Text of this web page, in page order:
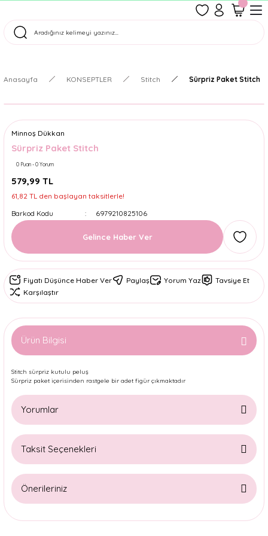
Tüm Siparişler Aynı Gün Kargoda!
Anasayfa KONSEPTLER Stitch Sürpriz Paket Stitch
Minnoş Dükkan
Sürpriz Paket Stitch
0 Puan - 0 Yorum
579,99 TL
61,82 TL den başlayan taksitlerle!
Barkod Kodu
6979210825106
Gelince Haber Ver
Fiyatı Düşünce Haber Ver Paylaş Yorum Yaz
Tavsiye Et
Karşılaştır
Ürün Bilgisi
Stitch sürpriz kutulu peluş
Sürpriz paket içerisinden rastgele bir adet figür çıkmaktadır
Yorumlar
Taksit Seçenekleri
Önerileriniz
Bu ürünün fiyat bilgisi, resim, ürün açıklamalarında ve diğer